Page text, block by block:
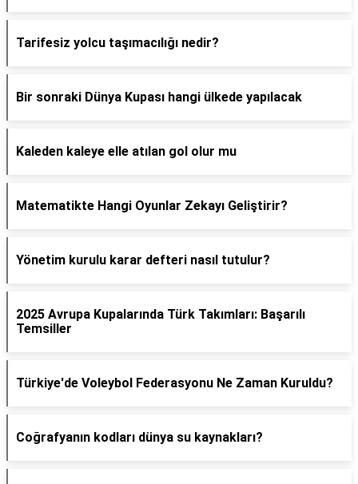
Tarifesiz yolcu taşımacılığı nedir?
Bir sonraki Dünya Kupası hangi ülkede yapılacak
Kaleden kaleye elle atılan gol olur mu
Matematikte Hangi Oyunlar Zekayı Geliştirir?
Yönetim kurulu karar defteri nasıl tutulur?
2025 Avrupa Kupalarında Türk Takımları: Başarılı
Temsiller
Türkiye'de Voleybol Federasyonu Ne Zaman Kuruldu?
Coğrafyanın kodları dünya su kaynakları?